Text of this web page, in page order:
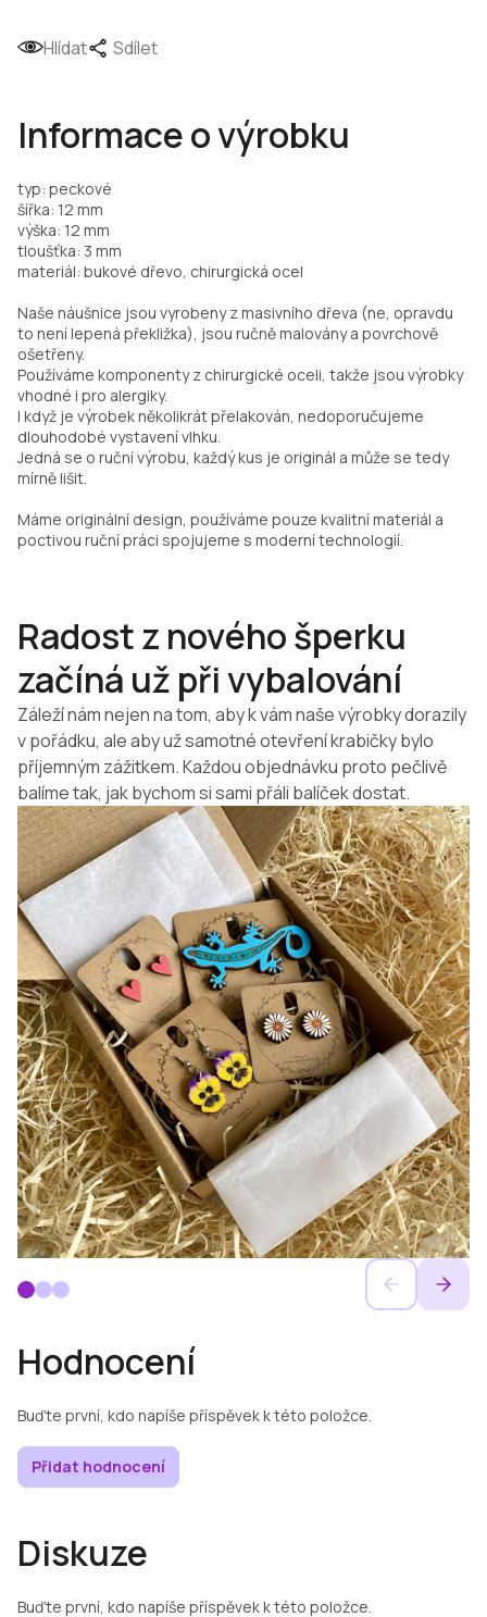
Hlídat Sdílet
Informace o výrobku
typ: peckové
šířka: 12 mm
výška: 12 mm
tloušťka: 3 mm
materiál: bukové dřevo, chirurgická ocel
Naše náušnice jsou vyrobeny z masivního dřeva (ne, opravdu
to není lepená překližka), jsou ručně malovány a povrchově
ošetřeny.
Používáme komponenty z chirurgické oceli, takže jsou výrobky
vhodné i pro alergiky.
I když je výrobek několikrát přelakován, nedoporučujeme
dlouhodobé vystavení vlhku.
Jedná se o ruční výrobu, každý kus je originál a může se tedy
mírně lišit.
Máme originální design, používáme pouze kvalitní materiál a
poctivou ruční práci spojujeme s moderní technologií.
Hodnocení
Buďte první, kdo napíše příspěvek k této položce.
Přidat hodnocení
Diskuze
Buďte první, kdo napíše příspěvek k této položce.
Radost z nového šperku
začíná už při vybalování
Záleží nám nejen na tom, aby k vám naše výrobky dorazily
v pořádku, ale aby už samotné otevření krabičky bylo
příjemným zážitkem. Každou objednávku proto pečlivě
balíme tak, jak bychom si sami přáli balíček dostat.